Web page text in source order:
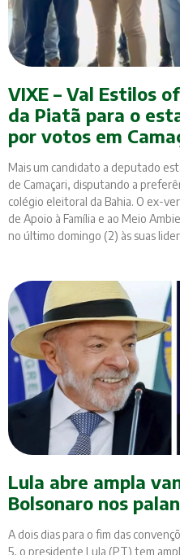
VIXE – Val Estilos
da Piatã para o
por votos em
Mais um candidato a deputado
de Camaçari, disputando a
colégio eleitoral da Bahia. O ex-
de Apoio à Família e ao Meio
no último domingo (2) às suas
Lula abre ampla
Bolsonaro nos
A dois dias para o fim das
5, o presidente Lula (PT) tem